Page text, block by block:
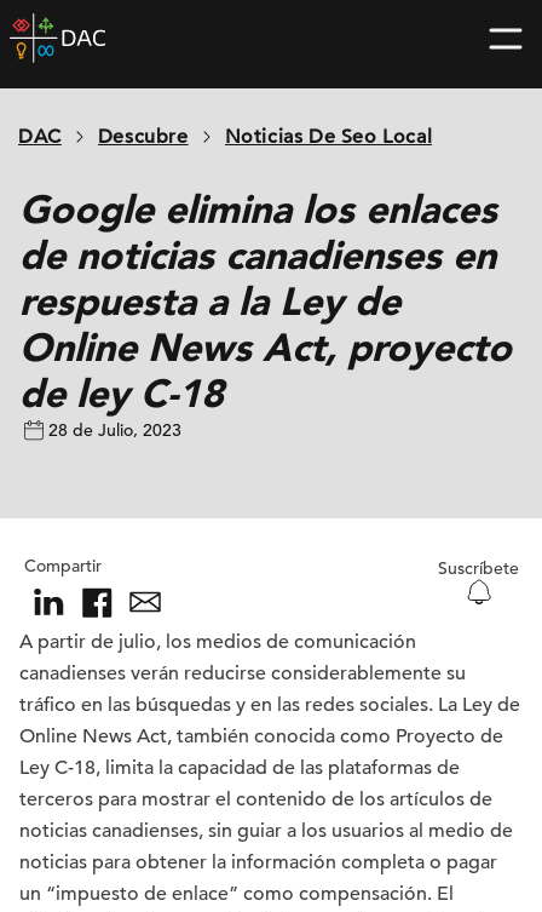
Skip
to
home
DAC Descubre Noticias De Seo Local
Google elimina los enlaces
de noticias canadienses en
respuesta a la Ley de
Online News Act, proyecto
de ley C-18
28 de Julio, 2023
Compartir Suscríbete
A partir de julio, los medios de comunicación
canadienses verán reducirse considerablemente su
tráfico en las búsquedas y en las redes sociales. La Ley de
Online News Act, también conocida como Proyecto de
Ley C-18, limita la capacidad de las plataformas de
terceros para mostrar el contenido de los artículos de
noticias canadienses, sin guiar a los usuarios al medio de
noticias para obtener la información completa o pagar
un “impuesto de enlace” como compensación. El